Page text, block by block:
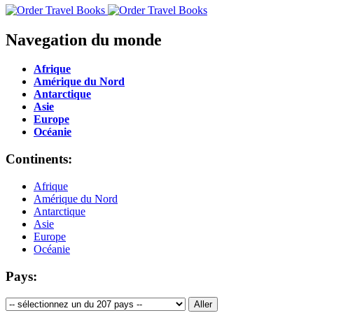
Navegation du monde
Afrique
Amérique du Nord
Antarctique
Asie
Europe
Océanie
Continents:
Afrique
Amérique du Nord
Antarctique
Asie
Europe
Océanie
Pays: